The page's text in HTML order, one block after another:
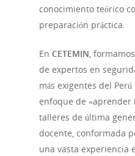
conocimiento teórico
preparación práctica.
En CETEMIN,
de expertos en
más exigentes del
enfoque de «aprender
talleres de última
docente, conformada
una vasta experiencia